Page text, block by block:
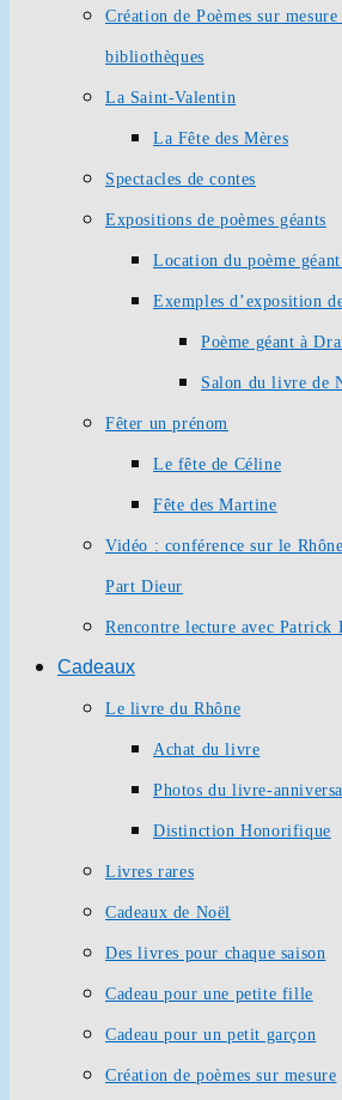
Création de Poèmes sur
bibliothèques
La Saint-Valentin
La Fête des Mères
Spectacles de contes
Expositions de poèmes géants
Location du poème
Exemples d’exposition
Poème géant à
Salon du livre de
Fêter un prénom
Le fête de Céline
Fête des Martine
Vidéo : conférence sur le
Part Dieur
Rencontre lecture avec Patrick
Cadeaux
Le livre du Rhône
Achat du livre
Photos du livre-
Distinction Honorifique
Livres rares
Cadeaux de Noël
Des livres pour chaque saison
Cadeau pour une petite fille
Cadeau pour un petit garçon
Création de poèmes sur mesure